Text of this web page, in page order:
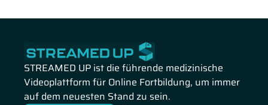
STREAMED UP ist die führende medizinische
Videoplattform für Online Fortbildung, um immer
auf dem neuesten Stand zu sein.